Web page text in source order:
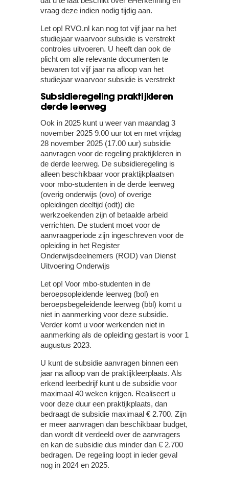
vraag deze indien nodig tijdig aan.
Let op! RVO.nl kan nog tot vijf jaar na het
studiejaar waarvoor subsidie is verstrekt
controles uitvoeren. U heeft dan ook de
plicht om alle relevante documenten te
bewaren tot vijf jaar na afloop van het
studiejaar waarvoor subsidie is verstrekt
Subsidieregeling praktijkleren
derde leerweg
Ook in 2025 kunt u weer van maandag 3
november 2025 9.00 uur tot en met vrijdag
28 november 2025 (17.00 uur) subsidie
aanvragen voor de regeling praktijkleren in
de derde leerweg. De subsidieregeling is
alleen beschikbaar voor praktijkplaatsen
voor mbo-studenten in de derde leerweg
(overig onderwijs (ovo) of overige
opleidingen deeltijd (odt)) die
werkzoekenden zijn of betaalde arbeid
verrichten. De student moet voor de
aanvraagperiode zijn ingeschreven voor de
opleiding in het Register
Onderwijsdeelnemers (ROD) van Dienst
Uitvoering Onderwijs
Let op! Voor mbo-studenten in de
beroepsopleidende leerweg (bol) en
beroepsbegeleidende leerweg (bbl) komt u
niet in aanmerking voor deze subsidie.
Verder komt u voor werkenden niet in
aanmerking als de opleiding gestart is voor 1
augustus 2023.
U kunt de subsidie aanvragen binnen een
jaar na afloop van de praktijkleerplaats. Als
erkend leerbedrijf kunt u de subsidie voor
maximaal 40 weken krijgen. Realiseert u
voor deze duur een praktijkplaats, dan
bedraagt de subsidie maximaal € 2.700. Zijn
er meer aanvragen dan beschikbaar budget,
dan wordt dit verdeeld over de aanvragers
en kan de subsidie dus minder dan € 2.700
bedragen. De regeling loopt in ieder geval
nog in 2024 en 2025.